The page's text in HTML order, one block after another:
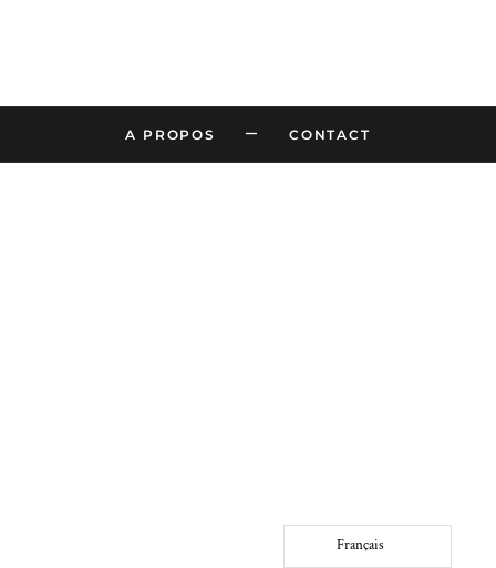
A PROPOS – CONTACT
Français